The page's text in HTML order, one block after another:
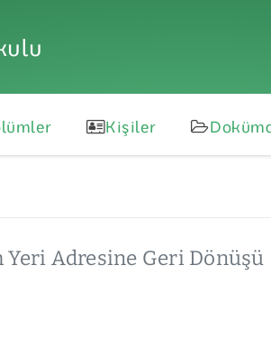
Kişiler
Yeri Adresine Geri Dönüşü